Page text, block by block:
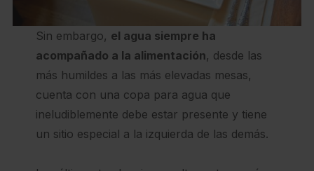
Sin embargo, el agua siempre ha
acompañado a la alimentación, desde las
más humildes a las más elevadas mesas,
cuenta con una copa para agua que
ineludiblemente debe estar presente y tiene
un sitio especial a la izquierda de las demás.